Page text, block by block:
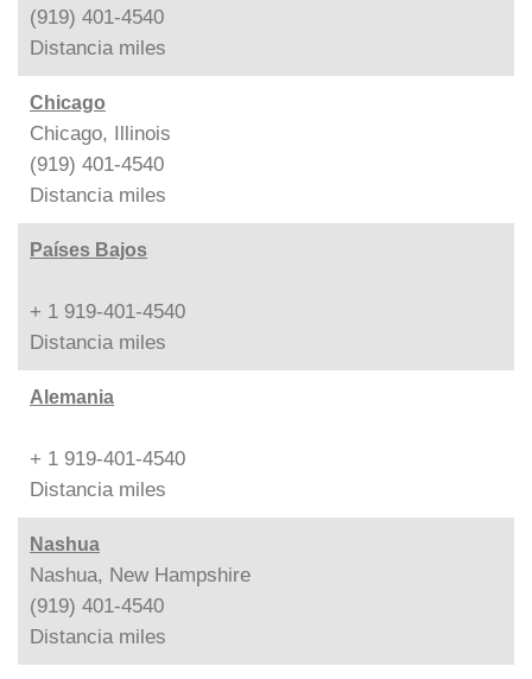
(919) 401-4540
Distancia miles
Chicago
Chicago, Illinois
(919) 401-4540
Distancia miles
Países Bajos
+ 1 919-401-4540
Distancia miles
Alemania
+ 1 919-401-4540
Distancia miles
Nashua
Nashua, New Hampshire
(919) 401-4540
Distancia miles